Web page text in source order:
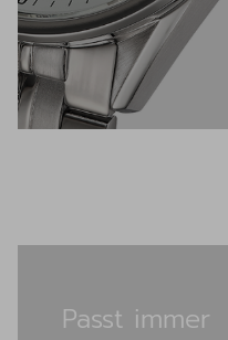
Passt immer